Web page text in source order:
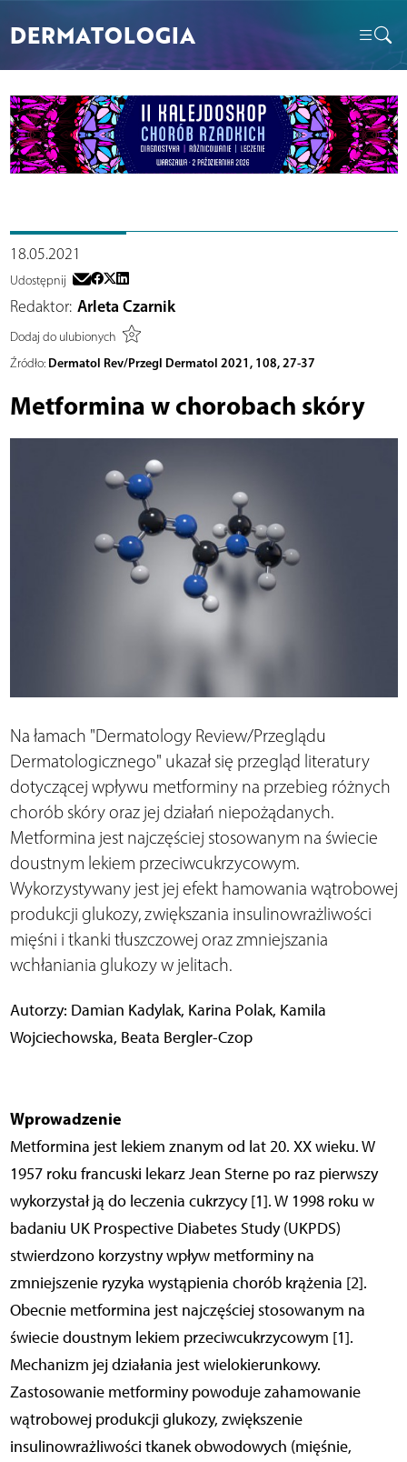
DERMATOLOGIA
18.05.2021
Udostępnij
Redaktor: Arleta Czarnik
Dodaj do ulubionych
Źródło: Dermatol Rev/Przegl Dermatol 2021, 108, 27-37
Metformina w chorobach skóry
Na łamach "Dermatology Review/Przeglądu
Dermatologicznego" ukazał się przegląd literatury
dotyczącej wpływu metforminy na przebieg różnych
chorób skóry oraz jej działań niepożądanych.
Metformina jest najczęściej stosowanym na świecie
doustnym lekiem przeciwcukrzycowym.
Wykorzystywany jest jej efekt hamowania wątrobowej
produkcji glukozy, zwiększania insulinowrażliwości
mięśni i tkanki tłuszczowej oraz zmniejszania
wchłaniania glukozy w jelitach.
Autorzy: Damian Kadylak, Karina Polak, Kamila
Wojciechowska, Beata Bergler-Czop
Wprowadzenie
Metformina jest lekiem znanym od lat 20. XX wieku. W
1957 roku francuski lekarz Jean Sterne po raz pierwszy
wykorzystał ją do leczenia cukrzycy [1]. W 1998 roku w
badaniu UK Prospective Diabetes Study (UKPDS)
stwierdzono korzystny wpływ metforminy na
zmniejszenie ryzyka wystąpienia chorób krążenia [2].
Obecnie metformina jest najczęściej stosowanym na
świecie doustnym lekiem przeciwcukrzycowym [1].
Mechanizm jej działania jest wielokierunkowy.
Zastosowanie metforminy powoduje zahamowanie
wątrobowej produkcji glukozy, zwiększenie
insulinowrażliwości tkanek obwodowych (mięśnie,